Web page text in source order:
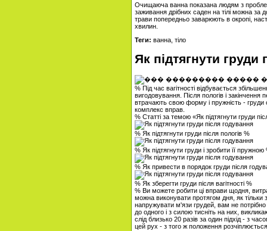
Очищаюча ванна показана людям з
заживання дрібних саден на тілі можна за
трави попередньо заварюють в окропі,
хвилин.
Теги: ванна, тіло
Як підтягнути груди
% Під час вагітності відбувається
вигодовування. Після пологів і
втрачають свою форму і пружність - груди
комплекс вправ.
% Статті за темою «Як підтягнути груди
% Як підтягнути груди після пологів %
% Як підтягнути груди і зробити її пружною
% Як привести в порядок груди після
% Як зберегти груди після вагітності %
% Ви можете робити ці вправи щодня,
можна виконувати протягом дня, як
напружувати м'язи грудей, вам не
до одного і з силою тисніть на них,
слід близько 20 разів за один підхід - з
цей рух - з того ж положення